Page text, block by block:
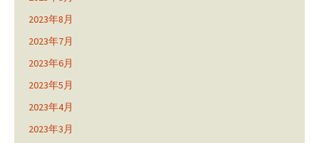
2023年8月
2023年7月
2023年6月
2023年5月
2023年4月
2023年3月